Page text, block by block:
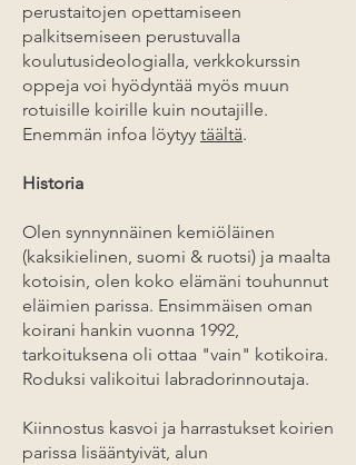
perustaitojen opettamiseen
palkitsemiseen perustuvalla
koulutusideologialla, verkkokurssin
oppeja voi hyödyntää myös muun
rotuisille koirille kuin noutajille.
Enemmän infoa löytyy täältä.
Historia
Olen synnynnäinen kemiöläinen
(kaksikielinen, suomi & ruotsi) ja maalta
kotoisin, olen koko elämäni touhunnut
eläimien parissa. Ensimmäisen oman
koirani hankin vuonna 1992,
tarkoituksena oli ottaa "vain" kotikoira.
Roduksi valikoitui labradorinnoutaja.
Kiinnostus kasvoi ja harrastukset koirien
parissa lisääntyivät, alun